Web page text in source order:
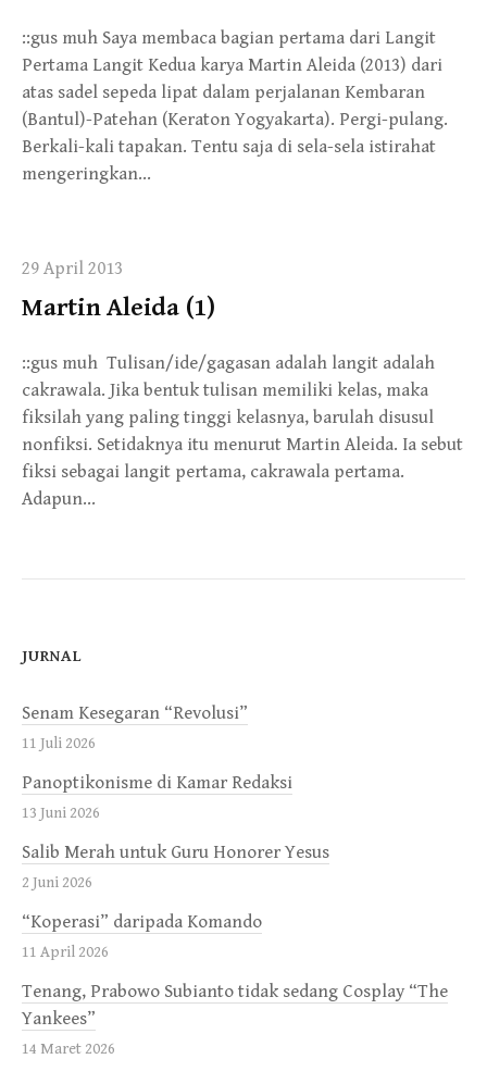
::gus muh Saya membaca bagian pertama dari Langit
Pertama Langit Kedua karya Martin Aleida (2013) dari
atas sadel sepeda lipat dalam perjalanan Kembaran
(Bantul)-Patehan (Keraton Yogyakarta). Pergi-pulang.
Berkali-kali tapakan. Tentu saja di sela-sela istirahat
mengeringkan…
29 April 2013
Martin Aleida (1)
::gus muh Tulisan/ide/gagasan adalah langit adalah
cakrawala. Jika bentuk tulisan memiliki kelas, maka
fiksilah yang paling tinggi kelasnya, barulah disusul
nonfiksi. Setidaknya itu menurut Martin Aleida. Ia sebut
fiksi sebagai langit pertama, cakrawala pertama.
Adapun…
JURNAL
Senam Kesegaran “Revolusi”
11 Juli 2026
Panoptikonisme di Kamar Redaksi
13 Juni 2026
Salib Merah untuk Guru Honorer Yesus
2 Juni 2026
“Koperasi” daripada Komando
11 April 2026
Tenang, Prabowo Subianto tidak sedang Cosplay “The
Yankees”
14 Maret 2026